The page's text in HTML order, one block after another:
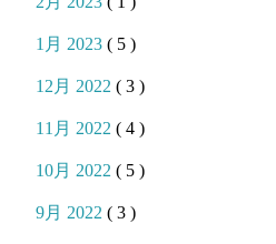
1月 2023( 5 )
12月 2022( 3 )
11月 2022( 4 )
10月 2022( 5 )
9月 2022( 3 )